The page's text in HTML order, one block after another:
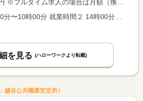
の場合は月額（換算額）、パート求人の場合は時間額を表示しています。
を見る (ハローワークより転載)
越谷公共職業安定所）